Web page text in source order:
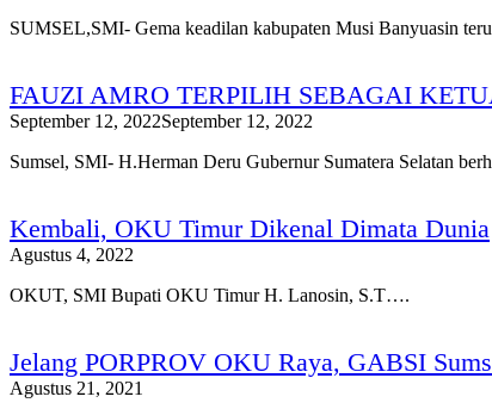
SUMSEL,SMI- Gema keadilan kabupaten Musi Banyuasin
FAUZI AMRO TERPILIH SEBAGAI
September 12, 2022September 12, 2022
Sumsel, SMI- H.Herman Deru Gubernur Sumatera Selatan
Kembali, OKU Timur Dikenal Dimata Dunia
Agustus 4, 2022
OKUT, SMI Bupati OKU Timur H. Lanosin, S.T….
Jelang PORPROV OKU Raya, GABSI
Agustus 21, 2021